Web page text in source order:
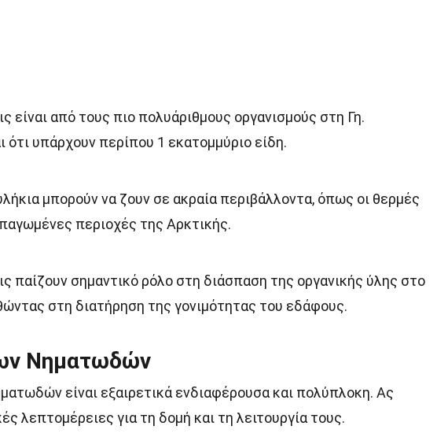
είναι από τους πιο πολυάριθμους οργανισμούς στη Γη.
ότι υπάρχουν περίπου 1 εκατομμύριο είδη.
μπορούν να ζουν σε ακραία περιβάλλοντα, όπως οι θερμές
περιοχές της Αρκτικής.
παίζουν σημαντικό ρόλο στη διάσπαση της οργανικής ύλης στο
στη διατήρηση της γονιμότητας του εδάφους.
Νηματωδών
είναι εξαιρετικά ενδιαφέρουσα και πολύπλοκη. Ας
λεπτομέρειες για τη δομή και τη λειτουργία τους.